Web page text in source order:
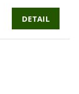
DETAIL